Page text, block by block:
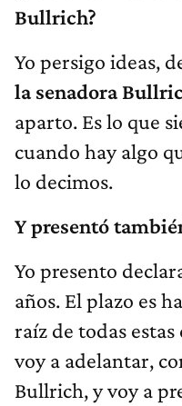
Bullrich?
Yo persigo ideas,
la senadora
aparto. Es lo que
cuando hay algo
lo decimos.
Y presentó
Yo presento
años. El plazo es
raíz de todas
voy a adelantar,
Bullrich, y voy a